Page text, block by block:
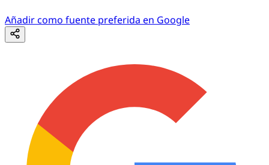
Añadir como fuente preferida en Google